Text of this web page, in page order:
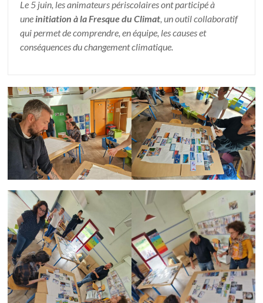
Le 5 juin, les animateurs périscolaires ont participé à
uneinitiation à la Fresque du Climat, un outil collaboratif
qui permet de comprendre, en équipe, les causes et
conséquences du changement climatique.